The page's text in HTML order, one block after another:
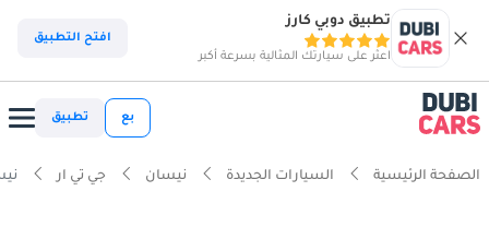
تطبيق دوبي كارز
اعثر على سيارتك المثالية بسرعة أكبر
افتح التطبيق
بع تطبيق
الصفحة الرئيسية السيارات الجديدة نيسان جي تي ار